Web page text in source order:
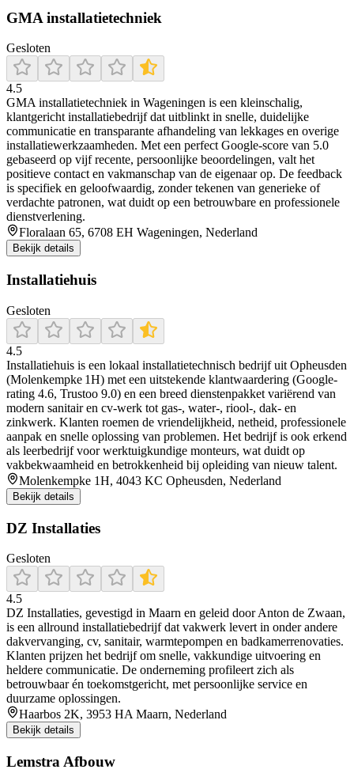
GMA installatietechniek
Gesloten
4.5
GMA installatietechniek in Wageningen is een kleinschalig,
klantgericht installatiebedrijf dat uitblinkt in snelle, duidelijke
communicatie en transparante afhandeling van lekkages en overige
installatiewerkzaamheden. Met een perfect Google-score van 5.0
gebaseerd op vijf recente, persoonlijke beoordelingen, valt het
positieve contact en vakmanschap van de eigenaar op. De feedback
is specifiek en geloofwaardig, zonder tekenen van generieke of
verdachte patronen, wat duidt op een betrouwbare en professionele
dienstverlening.
Floralaan 65, 6708 EH Wageningen, Nederland
Bekijk details
Installatiehuis
Gesloten
4.5
Installatiehuis is een lokaal installatietechnisch bedrijf uit Opheusden
(Molenkempke 1H) met een uitstekende klantwaardering (Google-
rating 4.6, Trustoo 9.0) en een breed dienstenpakket variërend van
modern sanitair en cv-werk tot gas‑, water‑, riool‑, dak‑ en
zinkwerk. Klanten roemen de vriendelijkheid, netheid, professionele
aanpak en snelle oplossing van problemen. Het bedrijf is ook erkend
als leerbedrijf voor werktuigkundige monteurs, wat duidt op
vakbekwaamheid en betrokkenheid bij opleiding van nieuw talent.
Molenkempke 1H, 4043 KC Opheusden, Nederland
Bekijk details
DZ Installaties
Gesloten
4.5
DZ Installaties, gevestigd in Maarn en geleid door Anton de Zwaan,
is een allround installatiebedrijf dat vakwerk levert in onder andere
dakvervanging, cv, sanitair, warmtepompen en badkamerrenovaties.
Klanten prijzen het bedrijf om snelle, vakkundige uitvoering en
heldere communicatie. De onderneming profileert zich als
betrouwbaar én toekomstgericht, met persoonlijke service en
duurzame oplossingen.
Haarbos 2K, 3953 HA Maarn, Nederland
Bekijk details
Lemstra Afbouw